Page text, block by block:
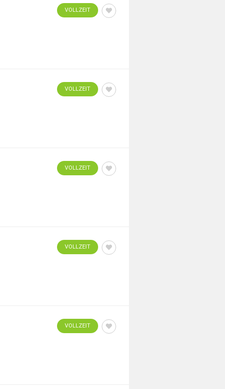
VOLLZEIT
VOLLZEIT
VOLLZEIT
VOLLZEIT
VOLLZEIT